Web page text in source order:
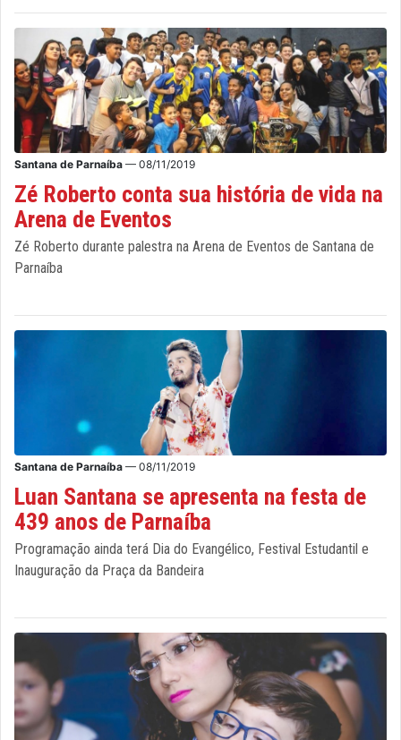
Santana de Parnaíba — 08/11/2019
Zé Roberto conta sua história de vida na
Arena de Eventos
Zé Roberto durante palestra na Arena de Eventos de Santana de
Parnaíba
Santana de Parnaíba — 08/11/2019
Luan Santana se apresenta na festa de
439 anos de Parnaíba
Programação ainda terá Dia do Evangélico, Festival Estudantil e
Inauguração da Praça da Bandeira